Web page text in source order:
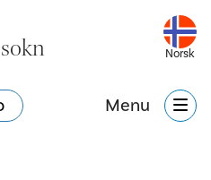
Norsk
Menu